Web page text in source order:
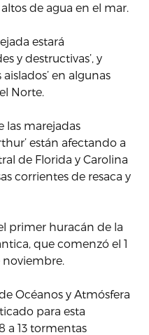
de agua en el mar.
estará
y destructivas’, y
en algunas
Norte.
las marejadas
están afectando a
de Florida y Carolina
corrientes de resaca y
primer huracán de la
que comenzó el 1
Océanos y Atmósfera
para esta
a 13 tormentas